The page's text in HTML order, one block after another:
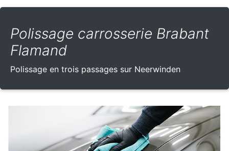
Polissage carrosserie Brabant
Flamand
Polissage en trois passages sur Neerwinden